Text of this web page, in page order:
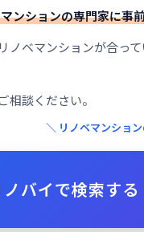
ンションの専門家に事
ノベマンションが合って
相談ください。
＼ リノベマンショ
ノバイで検索する